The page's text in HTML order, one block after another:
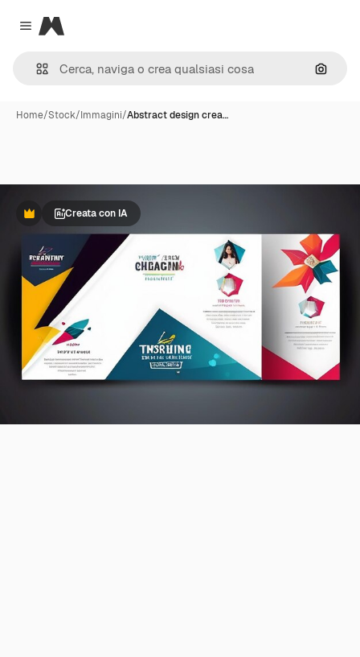
Close menu
Magnific
Cerca
Home/Stock/Immagini/Abstract design crea…
PremiumCreata con IA